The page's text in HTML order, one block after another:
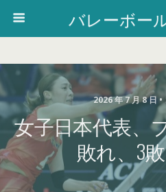
バレーボー
2026 年 7 月 8 日 •
女子日本代表、
敗れ、3